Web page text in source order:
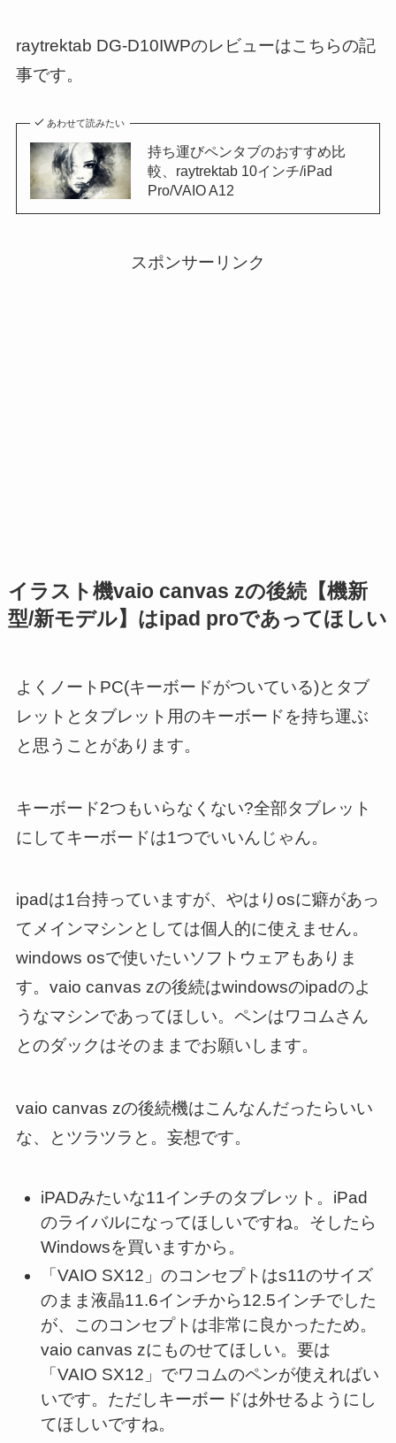
raytrektab DG-D10IWPのレビューはこちらの記
事です。
あわせて読みたい
持ち運びペンタブのおすすめ比
較、raytrektab 10インチ/iPad
Pro/VAIO A12
スポンサーリンク
イラスト機vaio canvas zの後続【機新
型/新モデル】はipad proであってほしい
よくノートPC(キーボードがついている)とタブ
レットとタブレット用のキーボードを持ち運ぶ
と思うことがあります。
キーボード2つもいらなくない?全部タブレット
にしてキーボードは1つでいいんじゃん。
ipadは1台持っていますが、やはりosに癖があっ
てメインマシンとしては個人的に使えません。
windows osで使いたいソフトウェアもありま
す。vaio canvas zの後続はwindowsのipadのよ
うなマシンであってほしい。ペンはワコムさん
とのダックはそのままでお願いします。
vaio canvas zの後続機はこんなんだったらいい
な、とツラツラと。妄想です。
iPADみたいな11インチのタブレット。iPad
のライバルになってほしいですね。そしたら
Windowsを買いますから。
「VAIO SX12」のコンセプトはs11のサイズ
のまま液晶11.6インチから12.5インチでした
が、このコンセプトは非常に良かったため。
vaio canvas zにものせてほしい。要は
「VAIO SX12」でワコムのペンが使えればい
いです。ただしキーボードは外せるようにし
てほしいですね。